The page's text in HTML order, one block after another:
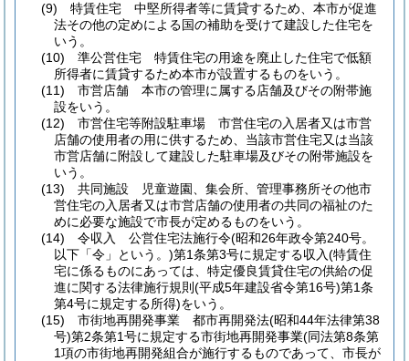
(9)
特賃住宅 中堅所得者等に賃貸するため、本市が促進
法その他の定めによる国の補助を受けて建設した住宅を
いう。
(10)
準公営住宅 特賃住宅の用途を廃止した住宅で低額
所得者に賃貸するため本市が設置するものをいう。
(11)
市営店舗 本市の管理に属する店舗及びその附帯施
設をいう。
(12)
市営住宅等附設駐車場 市営住宅の入居者又は市営
店舗の使用者の用に供するため、当該市営住宅又は当該
市営店舗に附設して建設した駐車場及びその附帯施設を
いう。
(13)
共同施設 児童遊園、集会所、管理事務所その他市
営住宅の入居者又は市営店舗の使用者の共同の福祉のた
めに必要な施設で市長が定めるものをいう。
(14)
令収入 公営住宅法施行令(昭和26年政令第240号。
以下「令」という。)第1条第3号に規定する収入(特賃住
宅に係るものにあっては、特定優良賃貸住宅の供給の促
進に関する法律施行規則 (平成5年建設省令第16号)第1条
第4号に規定する所得)をいう。
(15)
市街地再開発事業 都市再開発法(昭和44年法律第38
号)第2条第1号に規定する市街地再開発事業(同法第8条第
1項の市街地再開発組合が施行するものであって、市長が